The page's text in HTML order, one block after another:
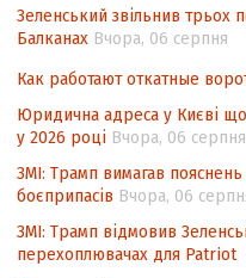
підрахунку
Інформаційна
Контент-аналіз
національних
нормативно-
Зеленський звільнив трьох
Балканах Вчора, 06 серпня
Как работают откатные
Юридична адреса у Києві що
у 2026 році Вчора, 06 серпня
ЗМІ: Трамп вимагав
боєприпасів Вчора, 06
ЗМІ: Трамп відмовив
перехоплювачах для Patriot